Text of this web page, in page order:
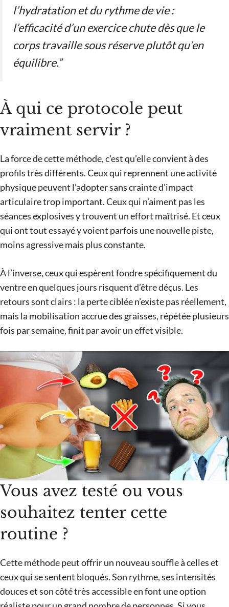
l’hydratation et du rythme de vie :
l’efficacité d’un exercice chute dès que le
corps travaille sous réserve plutôt qu’en
équilibre.”
À qui ce protocole peut
vraiment servir ?
La force de cette méthode, c’est qu’elle convient à des
profils très différents. Ceux qui reprennent une activité
physique peuvent l’adopter sans crainte d’impact
articulaire trop important. Ceux qui n’aiment pas les
séances explosives y trouvent un effort maîtrisé. Et ceux
qui ont tout essayé y voient parfois une nouvelle piste,
moins agressive mais plus constante.
À l’inverse, ceux qui espèrent fondre spécifiquement du
ventre en quelques jours risquent d’être déçus. Les
retours sont clairs : la perte ciblée n’existe pas réellement,
mais la mobilisation accrue des graisses, répétée plusieurs
fois par semaine, finit par avoir un effet visible.
Vous avez testé ou vous
souhaitez tenter cette
routine ?
Cette méthode peut offrir un nouveau souffle à celles et
ceux qui se sentent bloqués. Son rythme, ses intensités
douces et son côté très accessible en font une option